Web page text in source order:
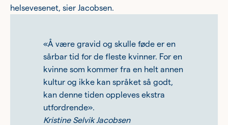
helsevesenet, sier Jacobsen.
«Å være gravid og skulle føde er en
sårbar tid for de fleste kvinner. For en
kvinne som kommer fra en helt annen
kultur og ikke kan språket så godt,
kan denne tiden oppleves ekstra
utfordrende».
Kristine Selvik Jacobsen